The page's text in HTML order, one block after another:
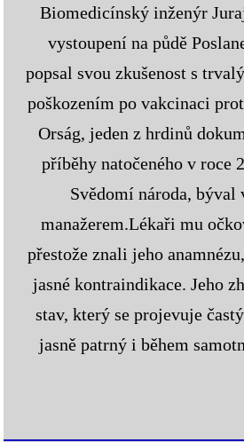
Biomedicínský inženýr
vystoupení na půdě
popsal svou zkušenost s
poškozením po vakcinaci
Orság, jeden z hrdinů
příběhy natočeného v roce
Svědomí národa, býval
manažerem.Lékaři mu
přestože znali jeho
jasné kontraindikace. Jeho
stav, který se projevuje
jasně patrný i během